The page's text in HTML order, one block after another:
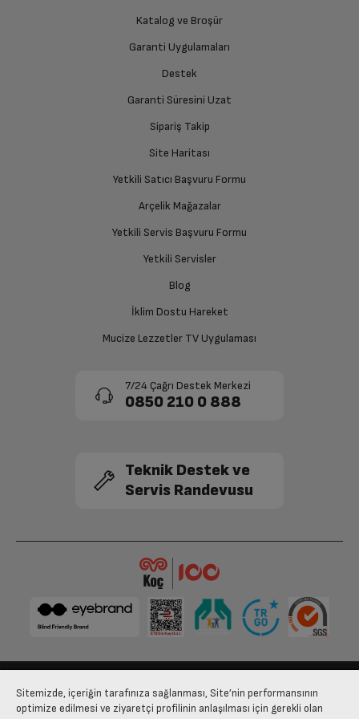
Ürünü eksiksiz ve hasarsız olarak faturası ile birlikte
İade Talebiniz Onaylansın
Yetkili servis gerekli kontrolleri sağladıktan sonra İade
süreciniz tamamlanacaktır.
Ücretiniz İade Edilsin
sağlanacaktır.
Siparişiniz henüz teslim edilmediyse iptal talebinizin
Katalog ve Broşür
Garanti Uygulamaları
Destek
Garanti Süresini Uzat
Sipariş Takip
Site Haritası
Yetkili Satıcı Başvuru Formu
Arçelik Mağazalar
Yetkili Servis Başvuru Formu
Yetkili Servisler
Blog
İklim Dostu Hareket
Mucize Lezzetler TV Uygulaması
7/24 Çağrı Destek Merkezi
0850 210 0 888
Teknik Destek ve
Servis Randevusu
Bize Ulaşın Kişisel Verilerin Korunması İşlem Rehberi
Sitemizde, içeriğin tarafınıza sağlanması, Site’nin performansının
optimize edilmesi ve ziyaretçi profilinin anlaşılması için gerekli olan